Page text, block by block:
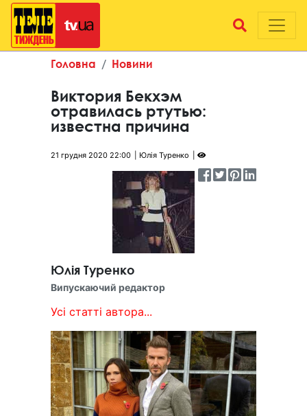
Головна Новини
Виктория Бекхэм
отравилась ртутью:
известна причина
21 грудня 2020 22:00 Юлія Туренко
Юлія Туренко
Випускаючий редактор
Усі статті автора...